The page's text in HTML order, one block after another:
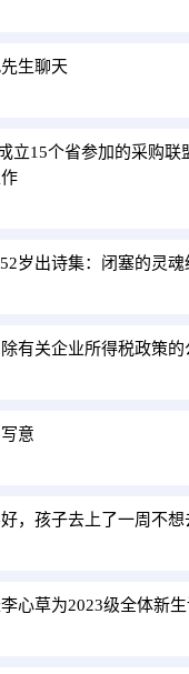
生聊天
立15个省参加的采购联
岁出诗集：闭塞的灵
有关企业所得税政策的
意
，孩子去上了一周不想
心草为2023级全体新